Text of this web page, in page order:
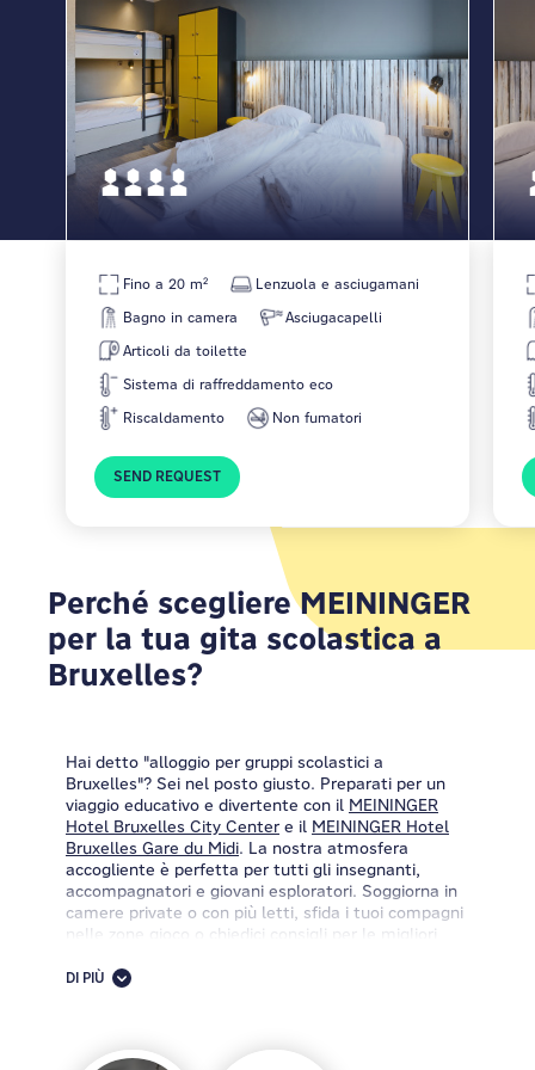
esperti di gite scolastiche, aggiungere il numero di
persone che viaggiano e ti risponderemo al più
presto. Siediti, rilassati e preparati a crescere.
Fino a 20 m²
Lenzuola e asciugamani
Bagno in camera
Asciugacapelli
Articoli da toilette
Sistema di raffreddamento eco
Riscaldamento
Non fumatori
SEND REQUEST
Perché scegliere MEININGER
per la tua gita scolastica a
Bruxelles?
Hai detto "alloggio per gruppi scolastici a
Bruxelles"? Sei nel posto giusto. Preparati per un
viaggio educativo e divertente con il MEININGER
Hotel Bruxelles City Center e il MEININGER Hotel
Bruxelles Gare du Midi. La nostra atmosfera
accogliente è perfetta per tutti gli insegnanti,
accompagnatori e giovani esploratori. Soggiorna in
camere private o con più letti, sfida i tuoi compagni
nelle zone gioco o chiedici consigli per le migliori
culturali, la tua gita scolastica a Bruxelles sarà
MEININGER Hotels.
DI PIÙ